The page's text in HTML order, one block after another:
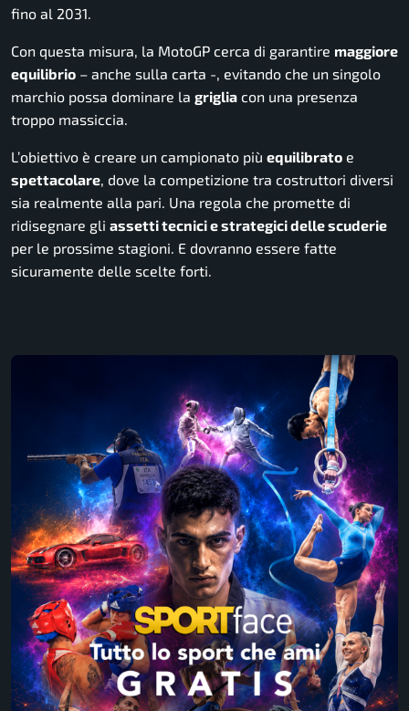
fino al 2031.
Con questa misura, la MotoGP cerca di garantire maggiore
equilibrio – anche sulla carta -, evitando che un singolo
marchio possa dominare la griglia con una presenza
troppo massiccia.
L’obiettivo è creare un campionato più equilibrato e
spettacolare, dove la competizione tra costruttori diversi
sia realmente alla pari. Una regola che promette di
ridisegnare gli assetti tecnici e strategici delle scuderie
per le prossime stagioni. E dovranno essere fatte
sicuramente delle scelte forti.